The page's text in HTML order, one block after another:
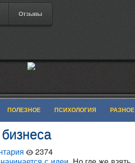
Отзывы
ПОЛЕЗНОЕ ПСИХОЛОГИЯ РАЗНОЕ
2374